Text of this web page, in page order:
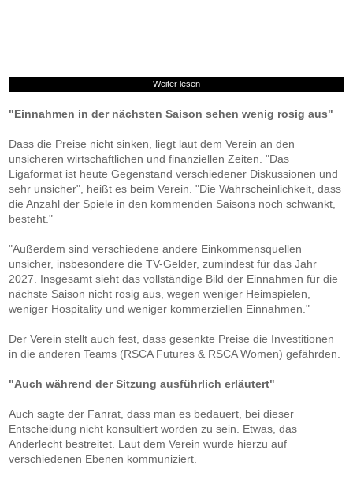
Weiter lesen
"Einnahmen in der nächsten Saison sehen wenig rosig aus"
Dass die Preise nicht sinken, liegt laut dem Verein an den
unsicheren wirtschaftlichen und finanziellen Zeiten. "Das
Ligaformat ist heute Gegenstand verschiedener Diskussionen und
sehr unsicher", heißt es beim Verein. "Die Wahrscheinlichkeit, dass
die Anzahl der Spiele in den kommenden Saisons noch schwankt,
besteht."
"Außerdem sind verschiedene andere Einkommensquellen
unsicher, insbesondere die TV-Gelder, zumindest für das Jahr
2027. Insgesamt sieht das vollständige Bild der Einnahmen für die
nächste Saison nicht rosig aus, wegen weniger Heimspielen,
weniger Hospitality und weniger kommerziellen Einnahmen."
Der Verein stellt auch fest, dass gesenkte Preise die Investitionen
in die anderen Teams (RSCA Futures & RSCA Women) gefährden.
"Auch während der Sitzung ausführlich erläutert"
Auch sagte der Fanrat, dass man es bedauert, bei dieser
Entscheidung nicht konsultiert worden zu sein. Etwas, das
Anderlecht bestreitet. Laut dem Verein wurde hierzu auf
verschiedenen Ebenen kommuniziert.